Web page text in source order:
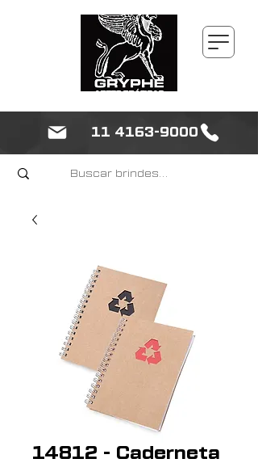
11 4163-9000
14812 - Caderneta